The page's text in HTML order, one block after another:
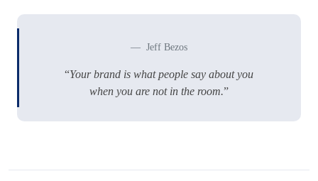
Jeff Bezos
“Your brand is what people say about you
when you are not in the room.”